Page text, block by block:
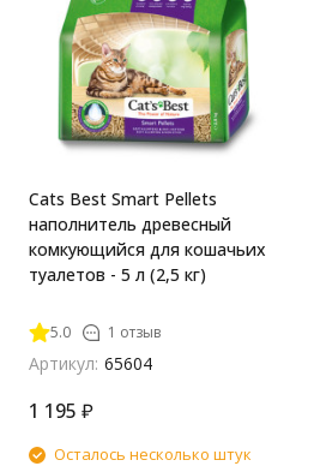
Cats Best Smart Pellets
наполнитель древесный
комкующийся для кошачьих
туалетов - 5 л (2,5 кг)
5.0 1 отзыв
Артикул: 65604
1 195 ₽
Осталось несколько штук